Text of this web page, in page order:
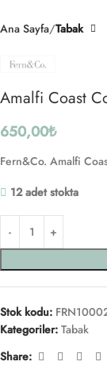
Ana Sayfa Tabak
Amalfi Coast
650,00₺
Fern&Co. Amalfi
12 adet stokta
Stok kodu:
Kategoriler: Tabak
Share: